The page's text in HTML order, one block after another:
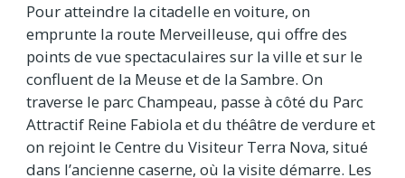
Pour atteindre la citadelle en voiture, on
emprunte la route Merveilleuse, qui offre des
points de vue spectaculaires sur la ville et sur le
confluent de la Meuse et de la Sambre. On
traverse le parc Champeau, passe à côté du Parc
Attractif Reine Fabiola et du théâtre de verdure et
on rejoint le Centre du Visiteur Terra Nova, situé
dans l’ancienne caserne, où la visite démarre. Les